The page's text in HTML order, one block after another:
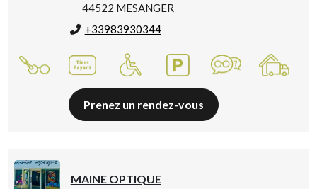
44522 MESANGER
+33983930344
Prenez un rendez-vous
MAINE OPTIQUE